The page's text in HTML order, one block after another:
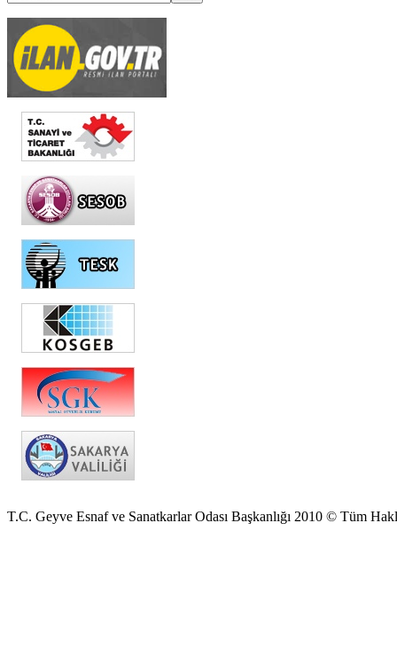
T.C. Geyve Esnaf ve Sanatkarlar Odası Başkanlığı 2010 © Tüm